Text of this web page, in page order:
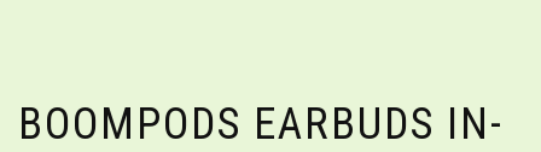
BOOMPODS EARBUDS IN-